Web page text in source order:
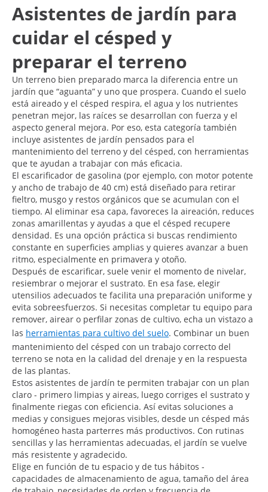
Asistentes de jardín para
cuidar el césped y
preparar el terreno
Un terreno bien preparado marca la diferencia entre un
jardín que “aguanta” y uno que prospera. Cuando el suelo
está aireado y el césped respira, el agua y los nutrientes
penetran mejor, las raíces se desarrollan con fuerza y el
aspecto general mejora. Por eso, esta categoría también
incluye asistentes de jardín pensados para el
mantenimiento del terreno y del césped, con herramientas
que te ayudan a trabajar con más eficacia.
El escarificador de gasolina (por ejemplo, con motor potente
y ancho de trabajo de 40 cm) está diseñado para retirar
fieltro, musgo y restos orgánicos que se acumulan con el
tiempo. Al eliminar esa capa, favoreces la aireación, reduces
zonas amarillentas y ayudas a que el césped recupere
densidad. Es una opción práctica si buscas rendimiento
constante en superficies amplias y quieres avanzar a buen
ritmo, especialmente en primavera y otoño.
Después de escarificar, suele venir el momento de nivelar,
resiembrar o mejorar el sustrato. En esa fase, elegir
utensilios adecuados te facilita una preparación uniforme y
evita sobreesfuerzos. Si necesitas completar tu equipo para
remover, airear o perfilar zonas de cultivo, echa un vistazo a
las herramientas para cultivo del suelo. Combinar un buen
mantenimiento del césped con un trabajo correcto del
terreno se nota en la calidad del drenaje y en la respuesta
de las plantas.
Estos asistentes de jardín te permiten trabajar con un plan
claro - primero limpias y aireas, luego corriges el sustrato y
finalmente riegas con eficiencia. Así evitas soluciones a
medias y consigues mejoras visibles, desde un césped más
homogéneo hasta parterres más productivos. Con rutinas
sencillas y las herramientas adecuadas, el jardín se vuelve
más resistente y agradecido.
Elige en función de tu espacio y de tus hábitos -
capacidades de almacenamiento de agua, tamaño del área